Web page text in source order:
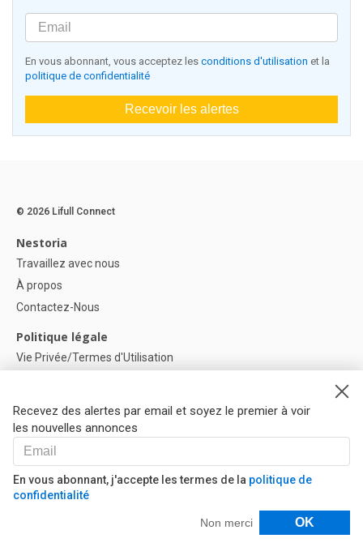
En vous abonnant, vous acceptez les conditions d'utilisation et la
politique de confidentialité
Recevoir les alertes
Recevez des alertes par email et soyez le premier à voir
les nouvelles annonces
En vous abonnant, j'accepte les termes de la politique de
confidentialité
Non merci OK
Filtres
© 2026 Lifull Connect
Nestoria
Travaillez avec nous
À propos
Contactez-Nous
Politique légale
Vie Privée/Termes d'Utilisation
Paramètres des cookies
Aide
FAQ
Nos Partenaires